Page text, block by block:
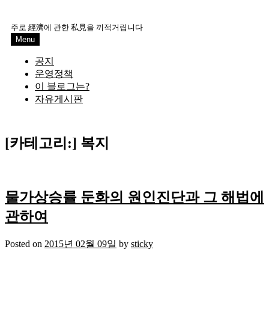
content
주로 經濟에 관한 私見을 끼적거립니다
Menu
공지
운영정책
이 블로그는?
자유게시판
[카테고리:] 복지
물가상승률 둔화의 원인진단과 그 해법에
관하여
Posted on 2015년 02월 09일 by sticky